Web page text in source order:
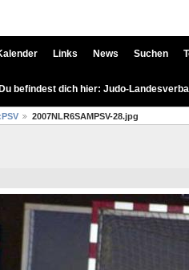
Links News Suchen
Du befindest dich hier: Judo-
2007NLR6SAMPSV-28.jpg